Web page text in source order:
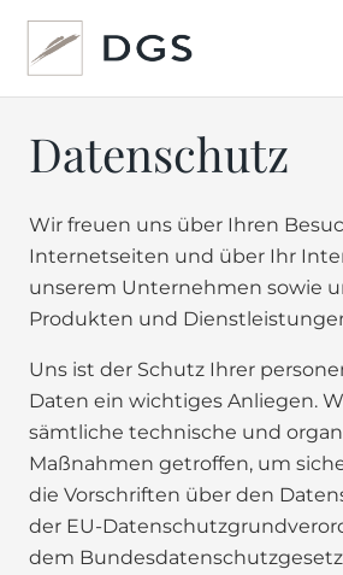
Datenschutz
Wir freuen uns über Ihren
Internetseiten und über Ihr
unserem Unternehmen sowie
Produkten und
Uns ist der Schutz Ihrer
Daten ein wichtiges Anliegen.
sämtliche technische und
Maßnahmen getroffen, um
die Vorschriften über den
der EU-
dem Bundesdatenschutzgesetz